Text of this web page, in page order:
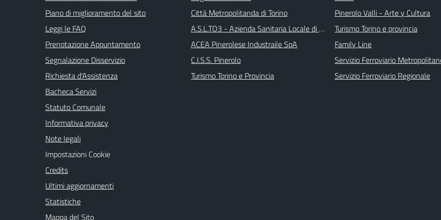
Piano di miglioramento del sito
Leggi le FAQ
Prenotazione Appuntamento
Segnalazione Disservizio
Richiesta d'Assistenza
Bacheca Servizi
Statuto Comunale
Informativa privacy
Note legali
Impostazioni Cookie
Credits
Ultimi aggiornamenti
Statistiche
Mappa del Sito
Città Metropolitanda di Torino
A.S.L.TO3 - Azienda Sanitaria Locale di Collegno e Pinerolo
ACEA Pinerolese Industraile SpA
C.I.S.S. Pinerolo
Turismo Torino e Provincia
Pinerolo Valli - Arte y Cultura
Turismo Torino e provincia
Family Line
Servizio Ferroviario
Servizio Ferroviario Regionale